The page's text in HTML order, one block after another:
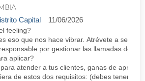
Capital 11/06/2026
feeling?
eso que nos hace vibrar. Atrévete a ser
por gestionar las llamadas de
aplicar?
atender a tus clientes, ganas de
de estos dos requisitos: (debes tener